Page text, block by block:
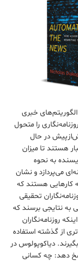
خبری
را متحول
در حال
هستند تا میزان
به نحوه
می‌پردازد و نشان
کارهایی هستند که
تحقیقی
به نتایجی برسند که
روزنامه‌نگاران
از گذشته استفاده
دیاکوپولوس در
دهد: چه کسانی